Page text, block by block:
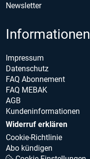
Newsletter
Informationen
Impressum
Datenschutz
FAQ Abonnement
FAQ MEBAK
AGB
Kundeninformationen
Widerruf erklären
Cookie-Richtlinie
Abo kündigen